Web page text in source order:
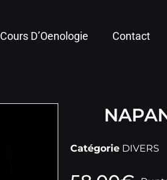
Cours D’Oenologie Contact
Catégorie DIVERS